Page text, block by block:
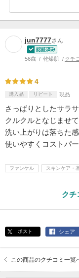
jun7777さん
56歳 乾燥肌 クチ
4
購入品 リピート 現品
さっぱりとしたサラ
クルクルとなじませ
洗い上がりは落ちた感
使いやすくコストパ
ファンケル スキンケア・
クチ
ポスト シェア
この商品のクチコミ一覧